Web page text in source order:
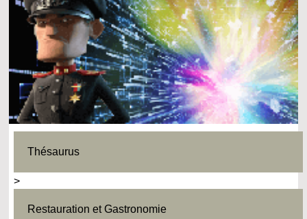
Thésaurus
>
Restauration et Gastronomie